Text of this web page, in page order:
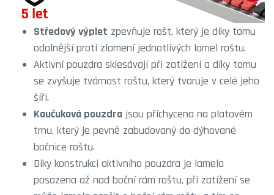
Středový výplet zpevňuje rošt, který je díky tomu
odolnější proti zlomení jednotlivých lamel roštu.
Aktivní pouzdra sklesávají při zatížení a díky tomu
se zvyšuje tvárnost roštu, který tvaruje v celé jeho
šíři.
Kaučuková pouzdra jsou přichycena na platovém
trnu, který je pevně zabudovaný do dýhované
bočnice roštu.
Díky konstrukci aktivního pouzdra je lamela
posazena až nad boční rám roštu, při zatížení se